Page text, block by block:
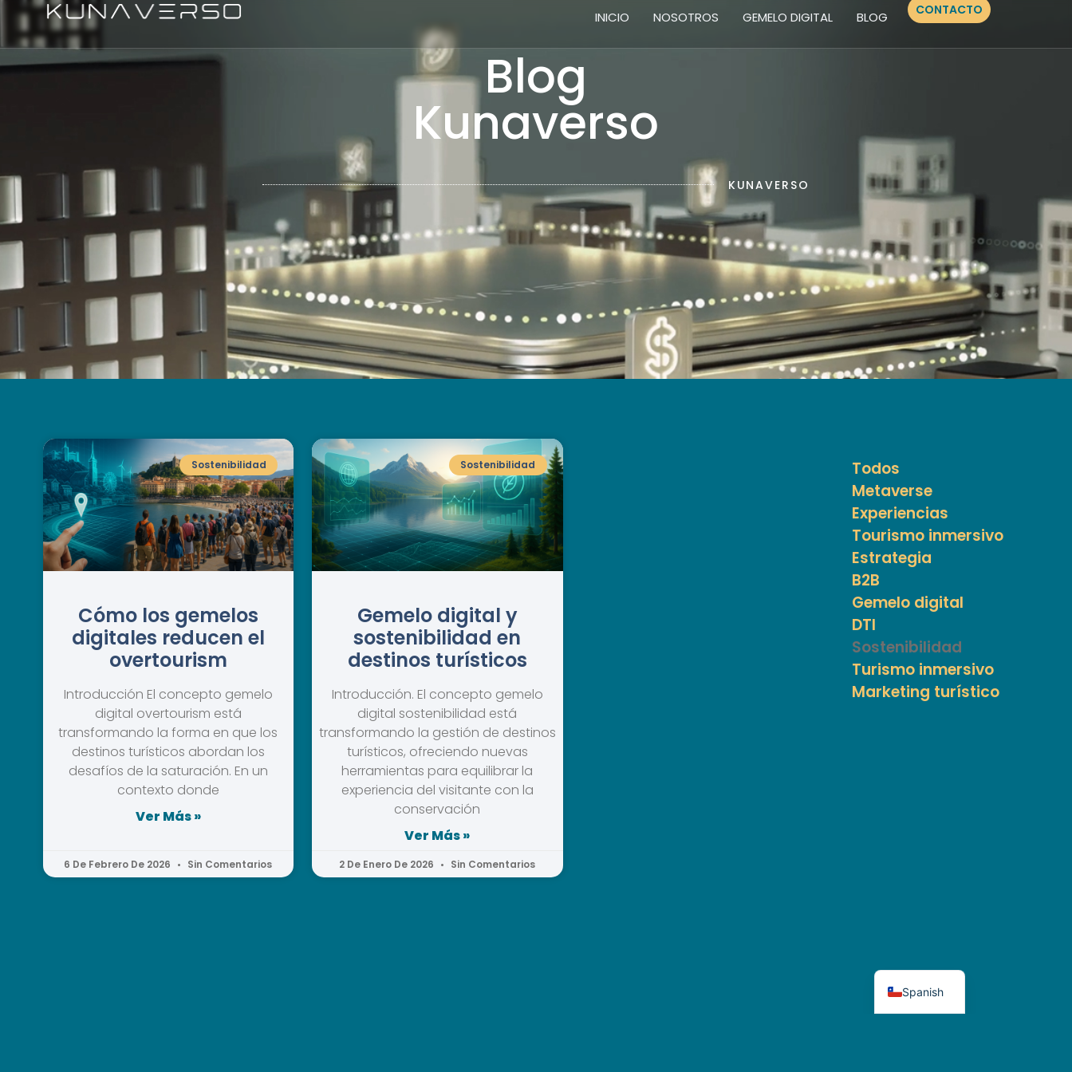
INICIO NOSOTROS GEMELO DIGITAL BLOG CONTACTO
Blog
Kunaverso
KUNAVERSO
Sostenibilidad
Cómo los gemelos
digitales reducen el
overtourism
Introducción El concepto gemelo
digital overtourism está
transformando la forma en que los
destinos turísticos abordan los
desafíos de la saturación. En un
contexto donde
Ver Más »
6 De Febrero De 2026 Sin Comentarios
Sostenibilidad
Gemelo digital y
sostenibilidad en
destinos turísticos
Introducción. El concepto gemelo
digital sostenibilidad está
transformando la gestión de destinos
turísticos, ofreciendo nuevas
herramientas para equilibrar la
experiencia del visitante con la
conservación
Ver Más »
2 De Enero De 2026 Sin Comentarios
Todos
Metaverse
Experiencias
Tourismo inmersivo
Estrategia
B2B
Gemelo digital
DTI
Sostenibilidad
Turismo inmersivo
Marketing turístico
Spanish